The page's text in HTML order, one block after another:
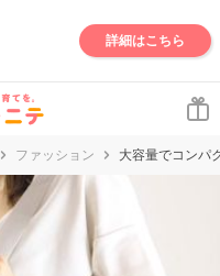
詳細はこちら
ファッション 大容量でコンパ